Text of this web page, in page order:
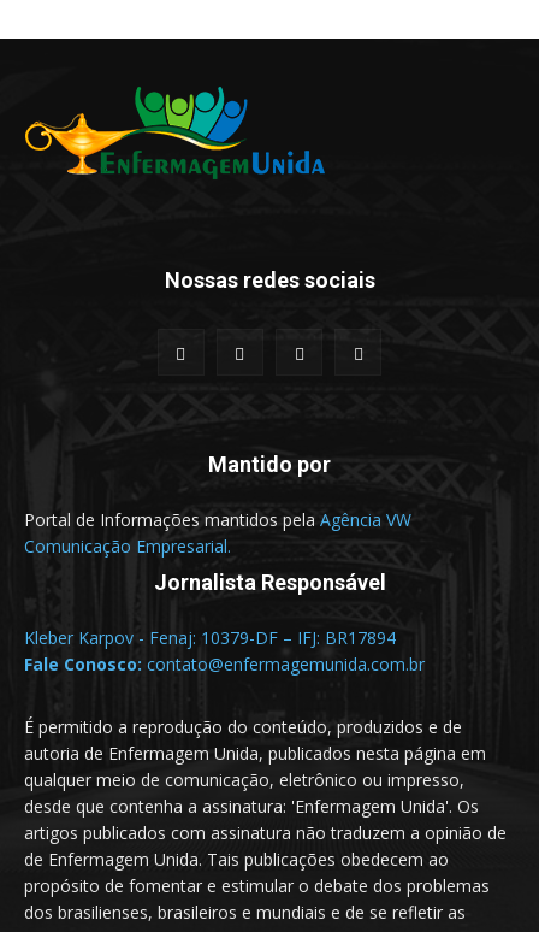
Nossas redes sociais
Mantido por
Portal de Informações mantidos pela Agência VW
Comunicação Empresarial.
Jornalista Responsável
Kleber Karpov - Fenaj: 10379-DF – IFJ: BR17894
Fale Conosco: contato@enfermagemunida.com.br
É permitido a reprodução do conteúdo, produzidos e de
autoria de Enfermagem Unida, publicados nesta página em
qualquer meio de comunicação, eletrônico ou impresso,
desde que contenha a assinatura: 'Enfermagem Unida'. Os
artigos publicados com assinatura não traduzem a opinião de
de Enfermagem Unida. Tais publicações obedecem ao
propósito de fomentar e estimular o debate dos problemas
dos brasilienses, brasileiros e mundiais e de se refletir as